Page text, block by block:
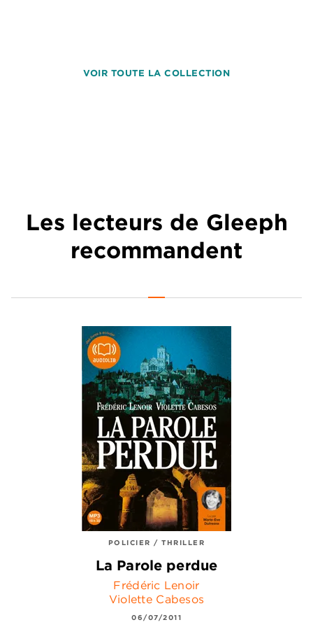
VOIR TOUTE LA COLLECTION
Les lecteurs de Gleeph
recommandent
POLICIER / THRILLER
La Parole perdue
Frédéric Lenoir
Violette Cabesos
06/07/2011